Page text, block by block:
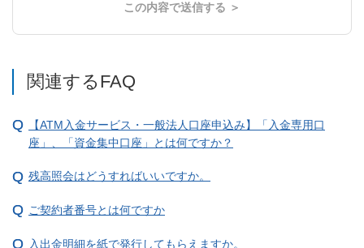
この内容で送信する ＞
関連するFAQ
【ATM入金サービス・一般法人口座申込み】「入金専用口
座」、「資金集中口座」とは何ですか？
残高照会はどうすればいいですか。
ご契約者番号とは何ですか
入出金明細を紙で発行してもらえますか。